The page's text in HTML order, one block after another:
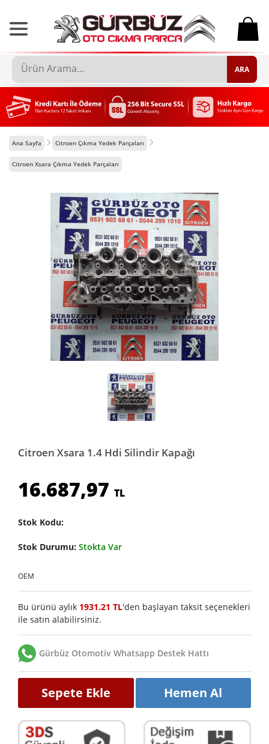
0
ARA
Ana Sayfa Citroen Çıkma Yedek Parçaları
Citroen Xsara Çıkma Yedek Parçaları
Citroen Xsara 1.4 Hdi Silindir Kapağı
16.687,97 TL
Stok Kodu:
Stok Durumu: Stokta Var
OEM
Bu ürünü aylık 1931.21 TL'den başlayan taksit seçenekleri
ile satın alabilirsiniz.
Gürbüz Otomotiv Whatsapp Destek Hattı
Sepete Ekle Hemen Al